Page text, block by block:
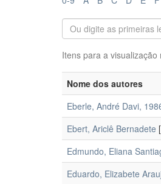
Itens para a
Nome dos autores
Eberle, André Davi,
Ebert, Ariclê Bernadete
Edmundo, Eliana
Eduardo, Elizabete